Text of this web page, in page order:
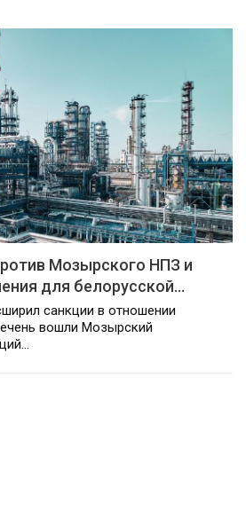
Мозырского НПЗ и
для белорусской…
санкции в отношении
вошли Мозырский